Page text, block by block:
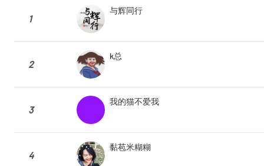
1
与辉同行
2
k总
3
我的猫不爱我
4
黏苞米糊糊